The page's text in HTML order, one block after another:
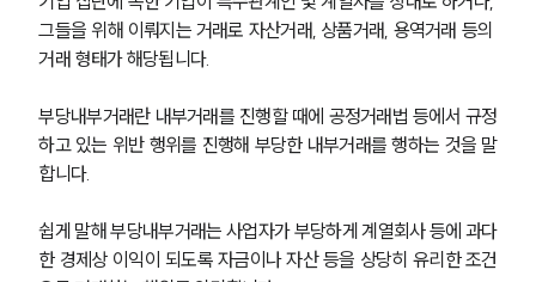
그들을 위해 이뤄지는 거래로 자산거래, 상품거래, 용역거래 등의
거래 형태가 해당됩니다.
부당내부거래란 내부거래를 진행할 때에 공정거래법 등에서 규정
하고 있는 위반 행위를 진행해 부당한 내부거래를 행하는 것을 말
합니다.
쉽게 말해 부당내부거래는 사업자가 부당하게 계열회사 등에 과다
한 경제상 이익이 되도록 자금이나 자산 등을 상당히 유리한 조건